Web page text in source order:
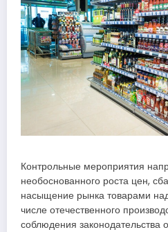
Контрольные мероприятия
необоснованного роста цен,
насыщение рынка товарами
числе отечественного
соблюдения законодательства